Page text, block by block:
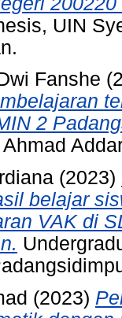
UIN
Fanshe
2
(2023)
belajar
VAK di
(2023)